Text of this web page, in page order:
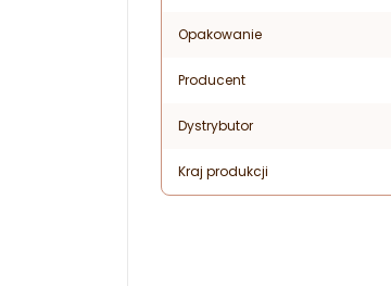
Opakowanie
Producent
Dystrybutor
Kraj produkcji